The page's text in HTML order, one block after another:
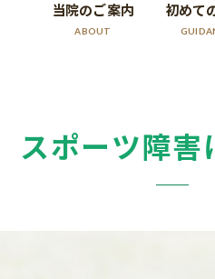
当院のご案内
ABOUT
初めて
スポーツ障害